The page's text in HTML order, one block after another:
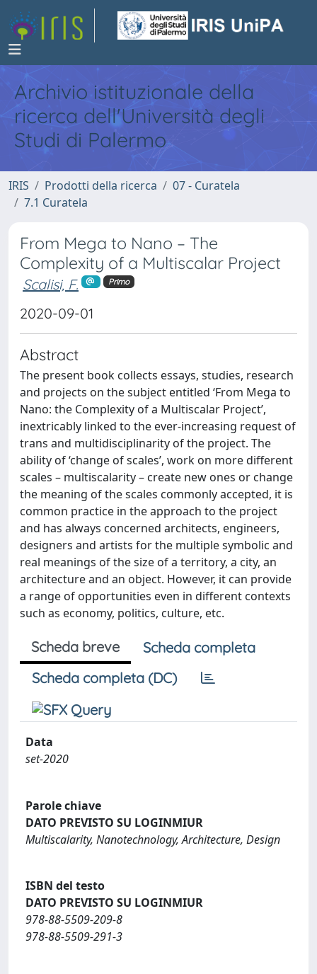
Archivio istituzionale della
ricerca dell'Università degli
Studi di Palermo
IRIS Prodotti della ricerca
07 - Curatela
7.1 Curatela
From Mega to Nano – The
Complexity of a Multiscalar Project
Scalisi, F. Primo
2020-09-01
Abstract
The present book collects essays, studies, research
and projects on the subject entitled ‘From Mega to
Nano: the Complexity of a Multiscalar Project’,
inextricably linked to the ever-increasing request of
trans and multidisciplinarity of the project. The
ability of ‘change of scales’, work on more different
scales – multiscalarity – create new ones or change
the meaning of the scales commonly accepted, it is
common practice in the approach to the project
and has always concerned architects, engineers,
designers and artists for the multiple symbolic and
real meanings of the size of a territory, a city, an
architecture and an object. However, it can provide
a range of opportunities even in different contexts
such as economy, politics, culture, etc.
Scheda breve
Scheda completa
Scheda completa (DC)
Data
set-2020
Parole chiave
DATO PREVISTO SU LOGINMIUR
Multiscalarity, Nanotechnology, Architecture, Design
ISBN del testo
DATO PREVISTO SU LOGINMIUR
978-88-5509-209-8
978-88-5509-291-3